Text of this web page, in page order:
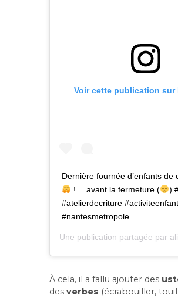
Voir cette publication sur
Dernière fournée d’enfants de
! …avant la fermeture (
)
#atelierdecriture
#nantesmetropole
Une publication partagée par
À cela, il a fallu ajouter des
des verbes (écrabouiller,